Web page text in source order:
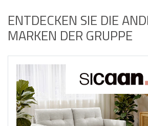
ENTDECKEN SIE DIE
MARKEN DER GRUPPE